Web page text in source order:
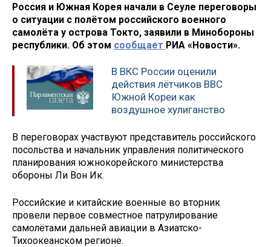
Россия и Южная Корея начали в Сеуле переговоры
о ситуации с полётом российского военного
самолёта у острова Токто, заявили в Минобороны
республики. Об этом сообщает РИА «Новости».
В ВКС России оценили
действия лётчиков ВВС
Южной Кореи как
воздушное хулиганство
В переговорах участвуют представитель российского
посольства и начальник управления политического
планирования южнокорейского министерства
обороны Ли Вон Ик.
Российские и китайские военные во вторник
провели первое совместное патрулирование
самолётами дальней авиации в Азиатско-
Тихоокеанском регионе.